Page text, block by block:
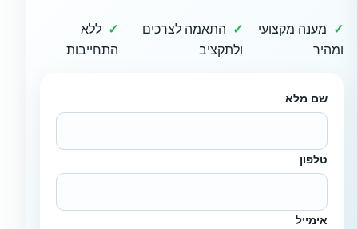
מענה מקצועי
ומהיר
התאמה לצרכים
ולתקציב
ללא
התחייבות
שם מלא
טלפון
אימייל